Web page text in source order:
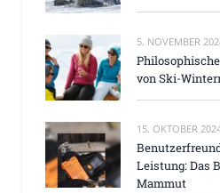
5. NOVEMBER
von Ski-
15. OKTOBER
Leistung: Das
Mammut